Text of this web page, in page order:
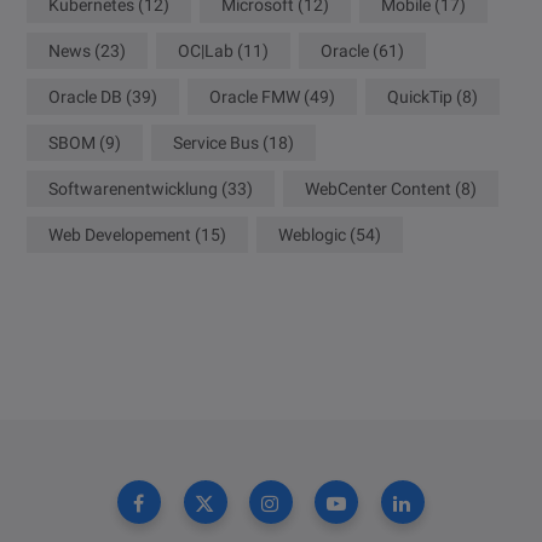
Kubernetes (12) Microsoft (12) Mobile (17)
News (23) OC|Lab (11) Oracle (61)
Oracle DB (39) Oracle FMW (49) QuickTip (8)
SBOM (9) Service Bus (18)
Softwarenentwicklung (33) WebCenter Content (8)
Web Developement (15) Weblogic (54)